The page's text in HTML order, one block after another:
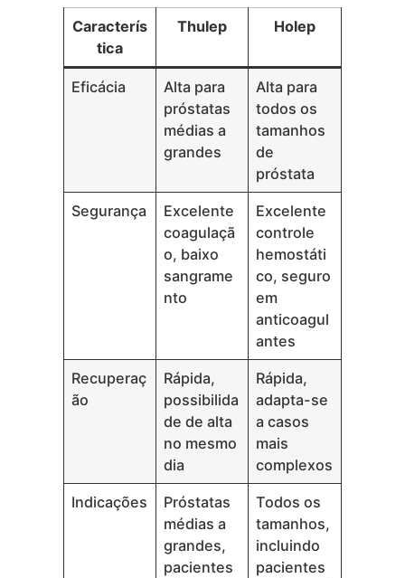
Caracterís
tica
Thulep Holep
Eficácia
Alta para
próstatas
médias a
grandes
Alta para
todos os
tamanhos
de
próstata
Segurança
Excelente
coagulaçã
o, baixo
sangrame
nto
Excelente
controle
hemostáti
co, seguro
em
anticoagul
antes
Recuperaç
ão
Rápida,
possibilida
de de alta
no mesmo
dia
Rápida,
adapta-se
a casos
mais
complexos
Indicações
Próstatas
médias a
grandes,
pacientes
Todos os
tamanhos,
incluindo
pacientes